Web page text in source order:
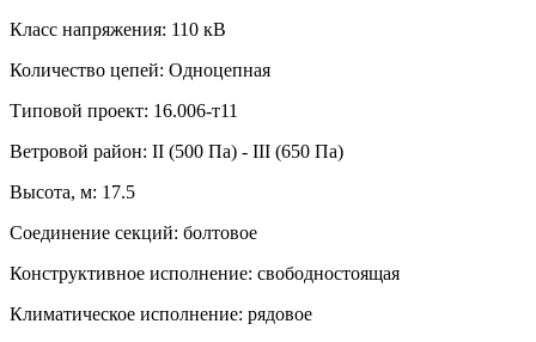
Класс напряжения: 110 кВ
Количество цепей: Одноцепная
Типовой проект: 16.006-т11
Ветровой район: II (500 Па) - III (650 Па)
Высота, м: 17.5
Соединение секций: болтовое
Конструктивное исполнение: свободностоящая
Климатическое исполнение: рядовое